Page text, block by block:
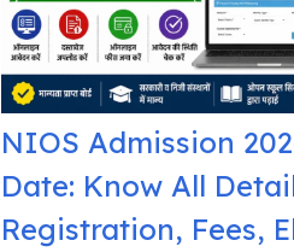
NIOS Admission
Date: Know All
Registration, Fees,